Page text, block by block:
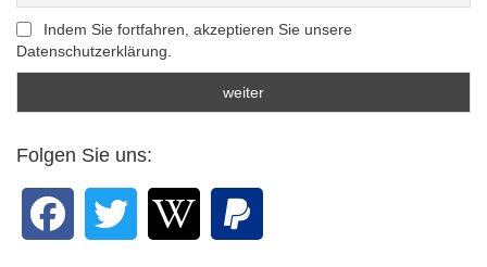
Indem Sie fortfahren, akzeptieren Sie unsere
Datenschutzerklärung.
Folgen Sie uns: